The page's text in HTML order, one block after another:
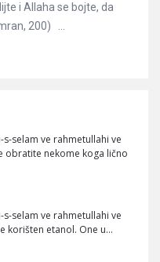
i Allaha se bojte, da
200) ...
s-selam ve rahmetullahi ve
obratite nekome koga lično
s-selam ve rahmetullahi ve
korišten etanol. One u…